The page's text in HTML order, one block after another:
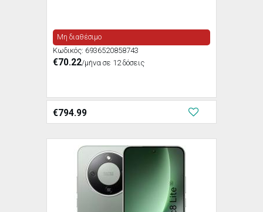
Μη διαθέσιμο
Κωδικός: 6936520858743
€70.22/μήνα σε 12 δόσεις
€794.99